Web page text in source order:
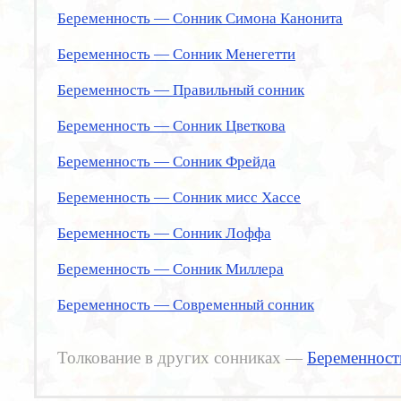
Беременность — Сонник Симона Канонита
Беременность — Сонник Менегетти
Беременность — Правильный сонник
Беременность — Сонник Цветкова
Беременность — Сонник Фрейда
Беременность — Сонник мисс Хассе
Беременность — Сонник Лоффа
Беременность — Сонник Миллера
Беременность — Современный сонник
Толкование в других сонниках —